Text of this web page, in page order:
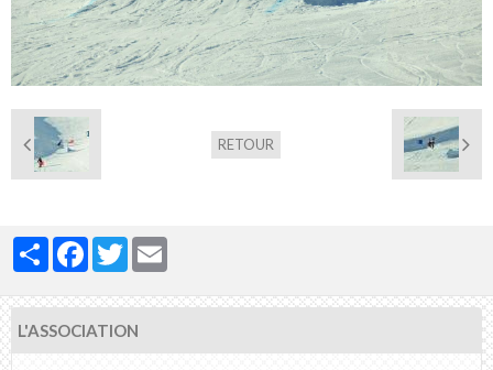
RETOUR
PartagerFacebook
Twitter
L'ASSOCIATION